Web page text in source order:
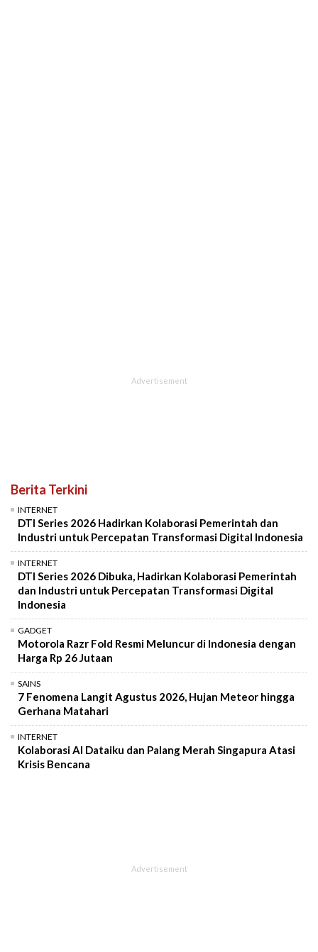
Berita Terkini
INTERNET
DTI Series 2026 Hadirkan Kolaborasi Pemerintah dan
Industri untuk Percepatan Transformasi Digital Indonesia
INTERNET
DTI Series 2026 Dibuka, Hadirkan Kolaborasi Pemerintah
dan Industri untuk Percepatan Transformasi Digital
Indonesia
GADGET
Motorola Razr Fold Resmi Meluncur di Indonesia dengan
Harga Rp 26 Jutaan
SAINS
7 Fenomena Langit Agustus 2026, Hujan Meteor hingga
Gerhana Matahari
INTERNET
Kolaborasi AI Dataiku dan Palang Merah Singapura Atasi
Krisis Bencana